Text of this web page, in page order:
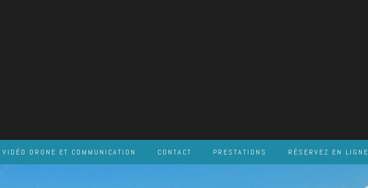
VIDÉO DRONE ET COMMUNICATION CONTACT PRESTATIONS RÉSERVEZ EN LIGNE